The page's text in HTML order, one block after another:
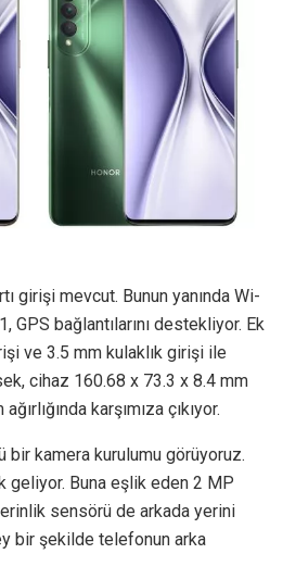
girişi mevcut. Bunun yanında Wi-
GPS bağlantılarını destekliyor. Ek
ve 3.5 mm kulaklık girişi ile
cihaz 160.68 x 73.3 x 8.4 mm
karşımıza çıkıyor.
bir kamera kurulumu görüyoruz.
geliyor. Buna eşlik eden 2 MP
sensörü de arkada yerini
bir şekilde telefonun arka